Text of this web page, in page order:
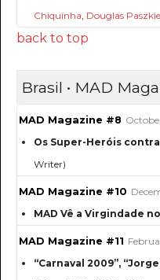
Chiquinha, Douglas
back to top
Brasil • MAD
MAD Magazine #8
Os Super-Heróis
Writer)
MAD Magazine #10
MAD Vê a Virgindade
MAD Magazine #11
“Carnaval 2009”,